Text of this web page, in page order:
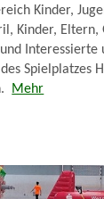
Kinder,
Kinder, Eltern,
Interessierte
Spielplatzes
Mehr